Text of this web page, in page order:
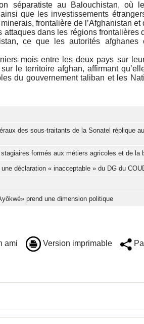
séparatiste au Balouchistan, où
que les investissements
frontalière de l’Afghanistan et
attaques dans les régions frontalières
ce que les autorités afghanes
mois entre les deux pays sur
le territoire afghan, affirmant
du gouvernement taliban et les
des sous-traitants de la Sonatel réplique
formés aux métiers agricoles et de la
déclaration « inacceptable » du DG du
prend une dimension politique
ami Version imprimable